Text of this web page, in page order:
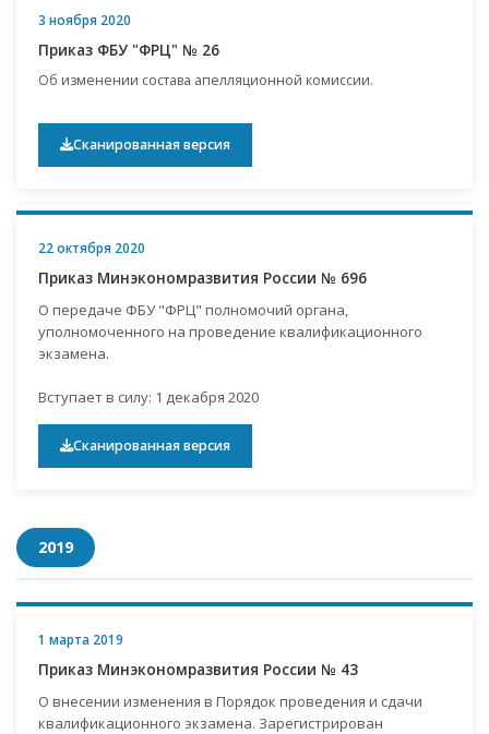
3 ноября 2020
Приказ ФБУ "ФРЦ" № 26
Об изменении состава апелляционной комиссии.
Сканированная версия
22 октября 2020
Приказ Минэкономразвития России № 696
О передаче ФБУ "ФРЦ" полномочий органа,
уполномоченного на проведение квалификационного
экзамена.
Вступает в силу: 1 декабря 2020
Сканированная версия
2019
1 марта 2019
Приказ Минэкономразвития России № 43
О внесении изменения в Порядок проведения и сдачи
квалификационного экзамена. Зарегистрирован